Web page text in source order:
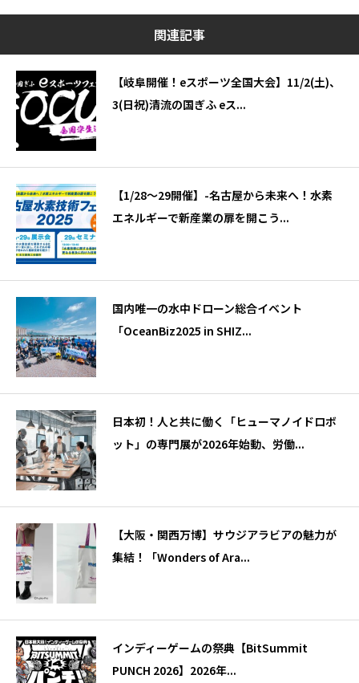
関連記事
【岐阜開催！eスポーツ全国大会】11/2(土)、
3(日祝)清流の国ぎふ eス...
【1/28～29開催】-名古屋から未来へ！水素
エネルギーで新産業の扉を開こう...
国内唯一の水中ドローン総合イベント
「OceanBiz2025 in SHIZ...
日本初！人と共に働く「ヒューマノイドロボ
ット」の専門展が2026年始動、労働...
【大阪・関西万博】サウジアラビアの魅力が
集結！「Wonders of Ara...
インディーゲームの祭典【BitSummit
PUNCH 2026】2026年...